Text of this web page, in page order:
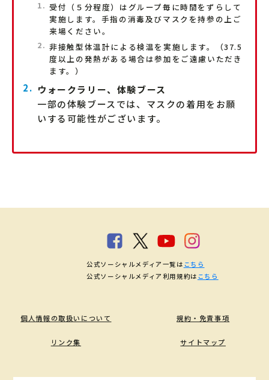
受付（５分程度）はグループ毎に時間をずらして
実施します。手指の消毒及びマスクを持参の上ご
来場ください。
非接触型体温計による検温を実施します。（37.5
度以上の発熱がある場合は参加をご遠慮いただき
ます。）
ウォークラリー、体験ブース
一部の体験ブースでは、マスクの着用をお願
いする可能性がございます。
個人情報の取扱いについて 規約・免責事項
リンク集 サイトマップ
公式ソーシャルメディア一覧は こちら
公式ソーシャルメディア利用規約は こちら